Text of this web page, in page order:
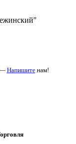
—Напишитенам!